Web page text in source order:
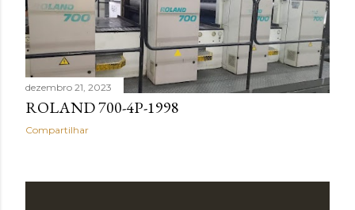
dezembro 21, 2023
ROLAND 700-4P-1998
Compartilhar